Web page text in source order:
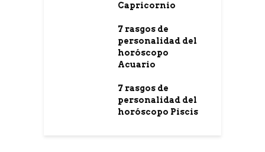
Capricornio
7 rasgos de
personalidad del
horóscopo
Acuario
7 rasgos de
personalidad del
horóscopo Piscis